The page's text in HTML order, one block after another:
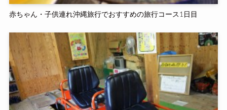
赤ちゃん・子供連れ沖縄旅行でおすすめの旅行コース1日目